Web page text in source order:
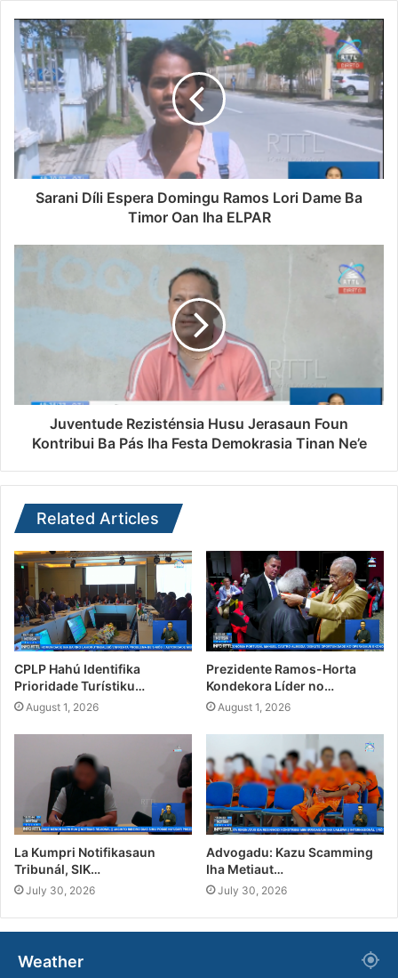
Sarani Díli Espera Domingu Ramos Lori Dame Ba
Timor Oan Iha ELPAR
Juventude Rezisténsia Husu Jerasaun Foun
Kontribui Ba Pás Iha Festa Demokrasia Tinan Ne’e
Related Articles
CPLP Hahú Identifika
Prioridade Turístiku…
August 1, 2026
Prezidente Ramos-Horta
Kondekora Líder no…
August 1, 2026
La Kumpri Notifikasaun
Tribunál, SIK…
July 30, 2026
Advogadu: Kazu Scamming
Iha Metiaut…
July 30, 2026
Weather